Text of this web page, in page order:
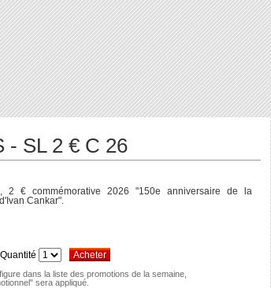
- SL 2 € C 26
2 € commémorative 2026 "150e anniversaire de la
Cankar".
Quantité
dans la liste des promotions de la semaine,
sera appliqué.